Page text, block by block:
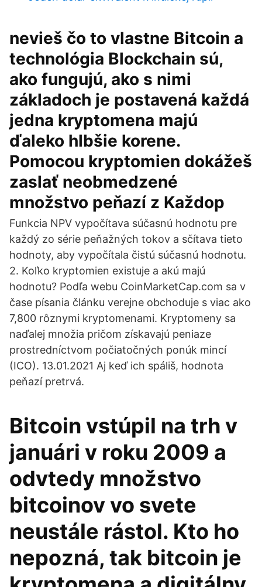
nevieš čo to vlastne Bitcoin a
technológia Blockchain sú,
ako fungujú, ako s nimi
základoch je postavená každá
jedna kryptomena majú
ďaleko hlbšie korene.
Pomocou kryptomien dokážeš
zaslať neobmedzené
množstvo peňazí z Každop
Funkcia NPV vypočítava súčasnú hodnotu pre
každý zo série peňažných tokov a sčítava tieto
hodnoty, aby vypočítala čistú súčasnú hodnotu.
2. Koľko kryptomien existuje a akú majú
hodnotu? Podľa webu CoinMarketCap.com sa v
čase písania článku verejne obchoduje s viac ako
7,800 rôznymi kryptomenami. Kryptomeny sa
naďalej množia pričom získavajú peniaze
prostredníctvom počiatočných ponúk mincí
(ICO). 13.01.2021 Aj keď ich spáliš, hodnota
peňazí pretrvá.
Bitcoin vstúpil na trh v
januári v roku 2009 a
odvtedy množstvo
bitcoinov vo svete
neustále rástol. Kto ho
nepozná, tak bitcoin je